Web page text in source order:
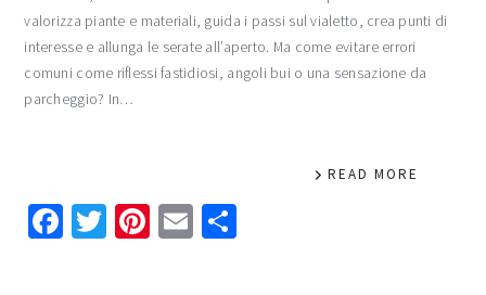
valorizza piante e materiali, guida i passi sul vialetto, crea punti di
interesse e allunga le serate all’aperto. Ma come evitare errori
comuni come riflessi fastidiosi, angoli bui o una sensazione da
parcheggio? In…
READ MORE
Facebook
Twitter
Pinterest
Email